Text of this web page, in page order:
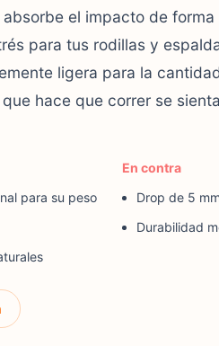
el impacto de
para tus rodillas y
ligera para la
hace que correr se
para su peso
En contra
Drop de 5
Durabilidad